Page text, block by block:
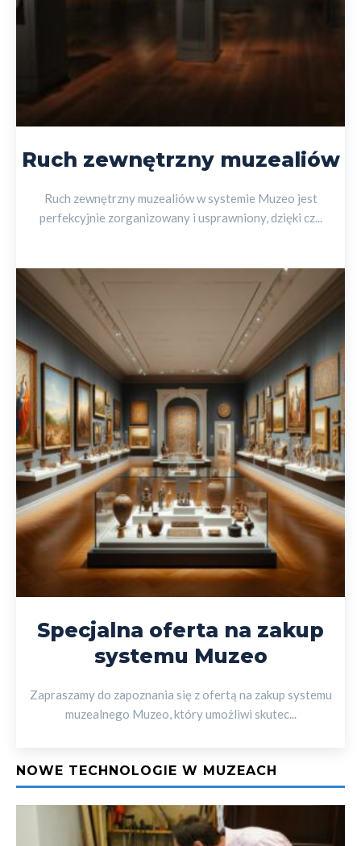
Ruch zewnętrzny muzealiów
Ruch zewnętrzny muzealiów w systemie Muzeo jest
perfekcyjnie zorganizowany i usprawniony, dzięki cz...
Specjalna oferta na zakup
systemu Muzeo
Zapraszamy do zapoznania się z ofertą na zakup systemu
muzealnego Muzeo, który umożliwi skutec...
NOWE TECHNOLOGIE W MUZEACH